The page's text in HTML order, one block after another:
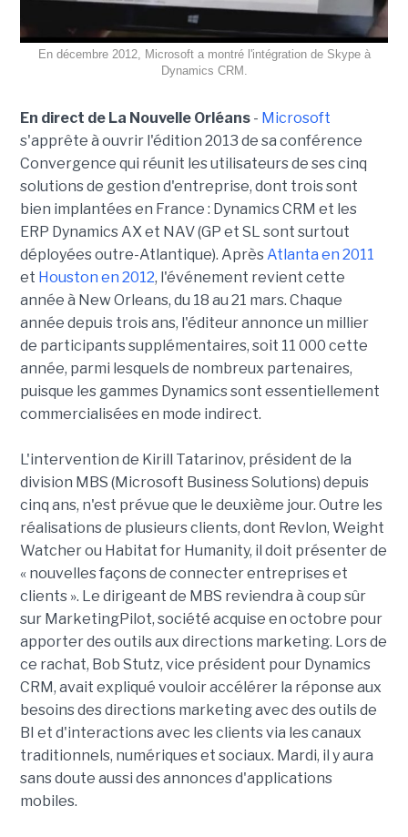
En décembre 2012, Microsoft a montré l'intégration de Skype à
Dynamics CRM.
En direct de La Nouvelle Orléans- Microsoft
s'apprête à ouvrir l'édition 2013 de sa conférence
Convergence qui réunit les utilisateurs de ses cinq
solutions de gestion d'entreprise, dont trois sont
bien implantées en France : Dynamics CRM et les
ERP Dynamics AX et NAV (GP et SL sont surtout
déployées outre-Atlantique). AprèsAtlanta en 2011
et Houston en 2012, l'événement revient cette
année à New Orleans, du 18 au 21 mars. Chaque
année depuis trois ans, l'éditeur annonce un millier
de participants supplémentaires, soit 11 000 cette
année, parmi lesquels de nombreux partenaires,
puisque les gammes Dynamics sont essentiellement
commercialisées en mode indirect.
L'intervention de Kirill Tatarinov, président de la
division MBS (Microsoft Business Solutions) depuis
cinq ans, n'est prévue que le deuxième jour. Outre les
réalisations de plusieurs clients, dont Revlon, Weight
Watcher ou Habitat for Humanity, il doit présenter de
« nouvelles façons de connecter entreprises et
clients ». Le dirigeant de MBS reviendra à coup sûr
sur MarketingPilot, société acquise en octobre pour
apporter des outils aux directions marketing. Lors de
ce rachat, Bob Stutz, vice président pour Dynamics
CRM, avait expliqué vouloir accélérer la réponse aux
besoins des directions marketing avec des outils de
BI et d'interactions avec les clients via les canaux
traditionnels, numériques et sociaux. Mardi, il y aura
sans doute aussi des annonces d'applications
mobiles.